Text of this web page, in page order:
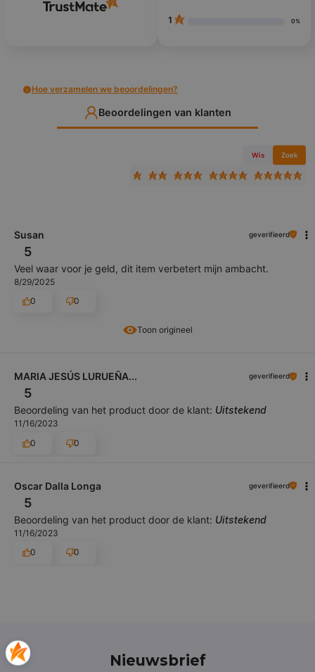
1 0%
Hoe verzamelen we beoordelingen?
Beoordelingen van klanten
Wis Zoek
Toon origineel
Susan geverifieerd
5
Veel waar voor je geld, dit item verbetert mijn ambacht.
8/29/2025
0
0
MARIA JESÚS LURUEÑA... geverifieerd
5
Beoordeling van het product door de klant: Uitstekend
11/16/2023
0
0
Oscar Dalla Longa geverifieerd
5
Beoordeling van het product door de klant: Uitstekend
11/16/2023
0
0
Nieuwsbrief